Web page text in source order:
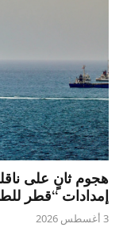
هجوم ثانٍ على
إمدادات “قطر
3 أغسطس 2026